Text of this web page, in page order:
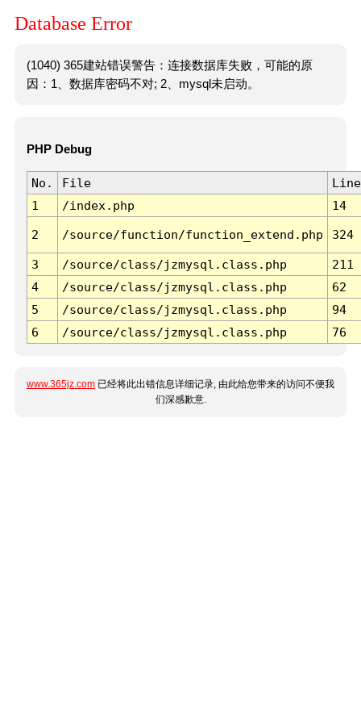
Database Error
(1040) 365建站错误警告：连接数据库失败，可能的原
因：1、数据库密码不对; 2、mysql未启动。
PHP Debug
No. File
Line
1
/index.php 14
2 /source/function/function_extend.php 324
3 /source/class/jzmysql.class.php
211
4
/source/class/jzmysql.class.php
62
5
/source/class/jzmysql.class.php
94
6
/source/class/jzmysql.class.php 76
www.365jz.com 已经将此出错信息详细记录, 由此给您带来的访问不便我
们深感歉意.